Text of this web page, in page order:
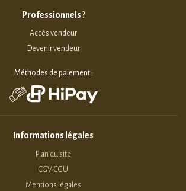
Professionnels ?
Accès vendeur
Devenir vendeur
Méthodes de paiement :
Informations légales
Plan du site
CGV-CGU
Mentions légales